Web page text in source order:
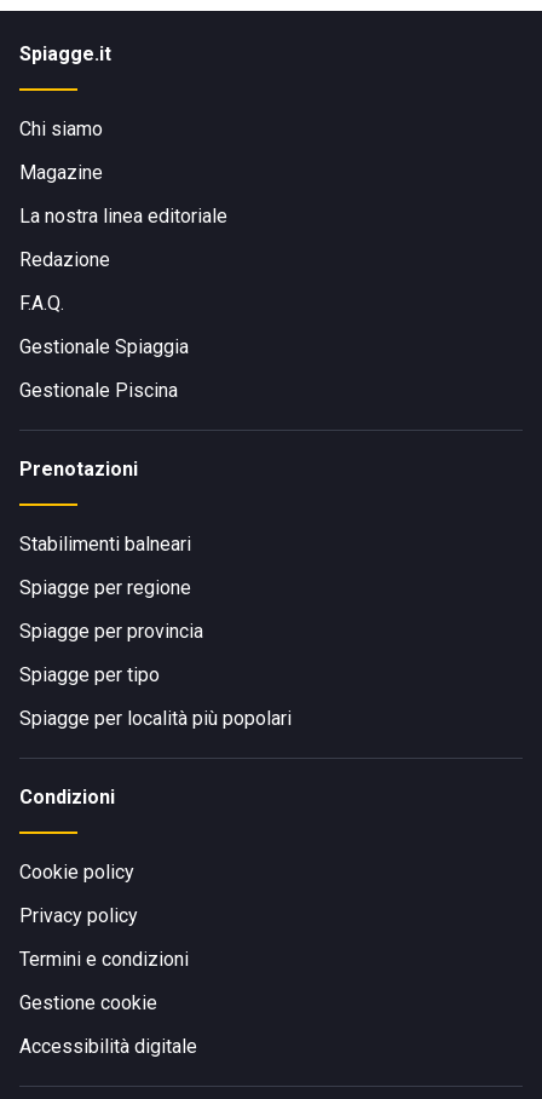
Spiagge.it
Chi siamo
Magazine
La nostra linea editoriale
Redazione
F.A.Q.
Gestionale Spiaggia
Gestionale Piscina
Prenotazioni
Stabilimenti balneari
Spiagge per regione
Spiagge per provincia
Spiagge per tipo
Spiagge per località più popolari
Condizioni
Cookie policy
Privacy policy
Termini e condizioni
Gestione cookie
Accessibilità digitale